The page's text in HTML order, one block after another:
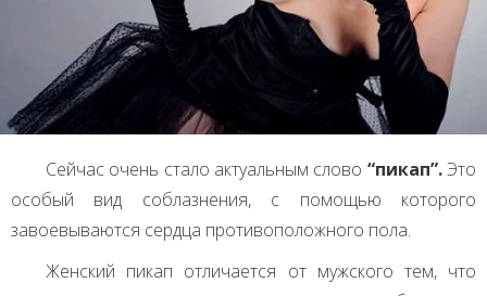
Сейчас очень стало актуальным слово “пикап”.Это
особый вид соблазнения, с помощью которого
завоевываются сердца противоположного пола.
Женский пикап отличается от мужского тем, что